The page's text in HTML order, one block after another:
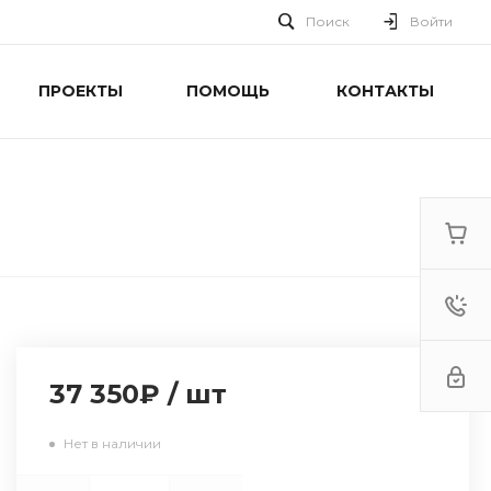
Поиск Войти
ПРОЕКТЫ ПОМОЩЬ КОНТАКТЫ
37 350₽ / шт
Нет в наличии